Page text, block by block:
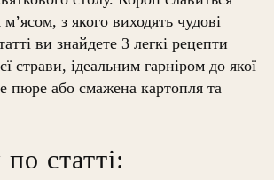
з якого виходять чудові
ви знайдете 3 легкі рецепти
страви, ідеальним гарніром до якої
пюре або смажена картопля та
статті: